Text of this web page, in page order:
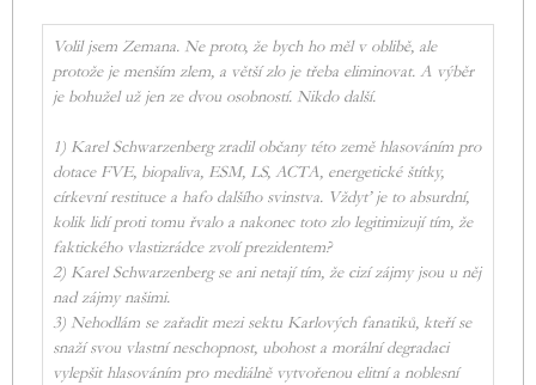
Volil jsem Zemana. Ne proto, že bych ho měl v oblibě, ale
protože je menším zlem, a větší zlo je třeba eliminovat. A výběr
je bohužel už jen ze dvou osobností. Nikdo další.
1) Karel Schwarzenberg zradil občany této země hlasováním pro
dotace FVE, biopaliva, ESM, LS, ACTA, energetické štítky,
církevní restituce a hafo dalšího svinstva. Vždyť je to absurdní,
kolik lidí proti tomu řvalo a nakonec toto zlo legitimizují tím, že
faktického vlastizrádce zvolí prezidentem?
2) Karel Schwarzenberg se ani netají tím, že cizí zájmy jsou u něj
nad zájmy našimi.
3) Nehodlám se zařadit mezi sektu Karlových fanatiků, kteří se
snaží svou vlastní neschopnost, ubohost a morální degradaci
vylepšit hlasováním pro mediálně vytvořenou elitní a noblesní